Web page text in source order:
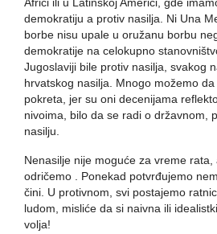
Africi ili u Latinskoj Americi, gde
demokratiju a protiv nasilja. Ni Una
borbe nisu upale u oružanu borbu
demokratije na celokupno
Jugoslaviji bile protiv nasilja, svakog
hrvatskog nasilja. Mnogo možemo
pokreta, jer su oni decenijama
nivoima, bilo da se radi o državnom,
nasilju.
Nenasilje nije moguće za vreme
odričemo . Ponekad potvrđujemo
čini. U protivnom, svi postajemo
ludom, misliće da si naivna ili
volja!